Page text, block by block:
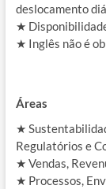
deslocamento
★
★ Inglês não é
Áreas
★
Regulatórios e
★ Vendas,
★ Processos,